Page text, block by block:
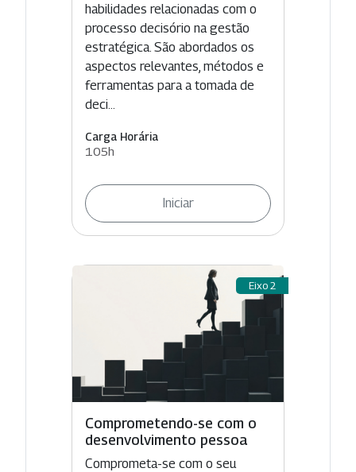
habilidades relacionadas com o
processo decisório na gestão
estratégica. São abordados os
aspectos relevantes, métodos e
ferramentas para a tomada de
deci...
Carga Horária
105h
Iniciar
Eixo 2
Comprometendo-se com o
desenvolvimento pessoa
Comprometa-se com o seu